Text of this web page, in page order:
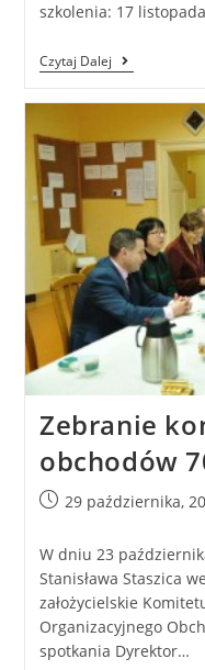
szkolenia: 17
Czytaj Dalej
Zebranie
obchodów
29 października,
W dniu 23
Stanisława Staszica
założycielskie
Organizacyjnego
spotkania Dyrektor…